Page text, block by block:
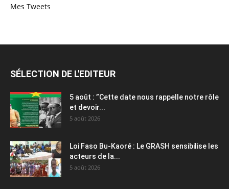
Mes Tweets
SÉLECTION DE L'EDITEUR
5 août : ”Cette date nous rappelle notre rôle
et devoir...
5 août 2026
Loi Faso Bu-Kaoré : Le GRASH sensibilise les
acteurs de la...
5 août 2026